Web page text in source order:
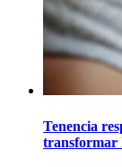
Tenencia
transformar